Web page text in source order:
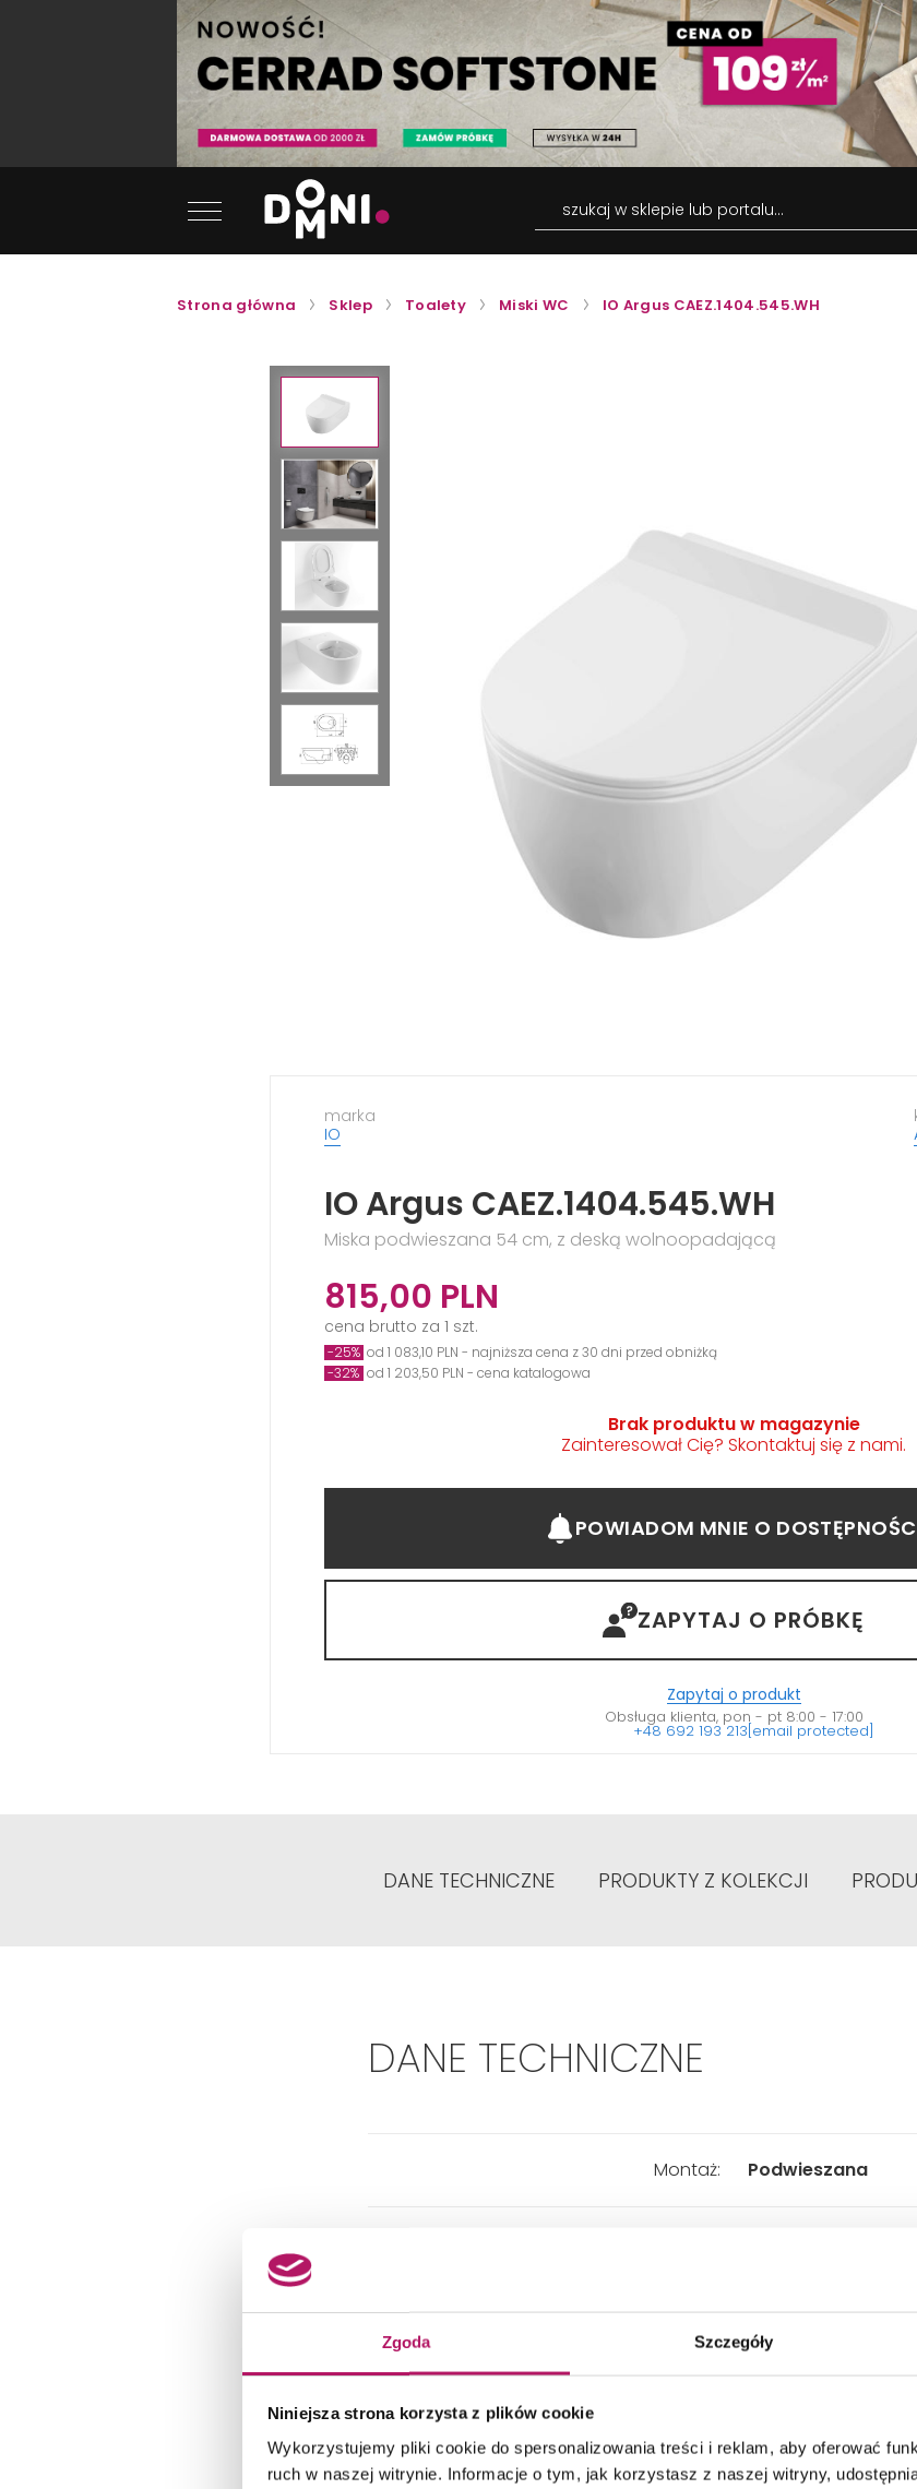
Zgoda Szczegóły
Niniejsza strona korzysta z plików cookie
Wykorzystujemy pliki cookie do spersonalizowania treści i reklam, aby oferować
ruch w naszej witrynie. Informacje o tym, jak korzystasz z naszej witryny,
szukaj w sklepie lub portalu...
Strona główna Sklep Toalety Miski WC IO Argus CAEZ.1404.545.WH
marka
IO
IO Argus CAEZ.1404.545.WH
Miska podwieszana 54 cm, z deską wolnoopadającą
815,00 PLN
cena brutto za 1 szt.
-25% od 1 083,10 PLN - najniższa cena z 30 dni przed obniżką
-32% od 1 203,50 PLN - cena katalogowa
Brak produktu w magazynie
Zainteresował Cię? Skontaktuj się z nami.
POWIADOM MNIE O
ZAPYTAJ O PRÓBKĘ
Zapytaj o produkt
Obsługa klienta, pon - pt 8:00 - 17:00
+48 692 193 213[email protected]
DANE TECHNICZNE PRODUKTY Z KOLEKCJI
DANE TECHNICZNE
Montaż: Podwieszana
Kształt: Zaokrąglony
Głębokość: 545 mm